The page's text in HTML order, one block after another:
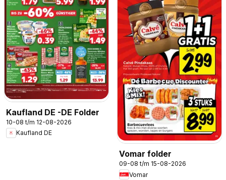
Kaufland DE -DE Folder
10-08 t/m 12-08-2026
Kaufland DE
Vomar folder
09-08 t/m 15-08-2026
Vomar